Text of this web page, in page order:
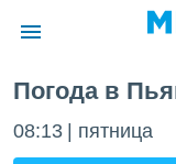
о
Погода в
08:13 пятница